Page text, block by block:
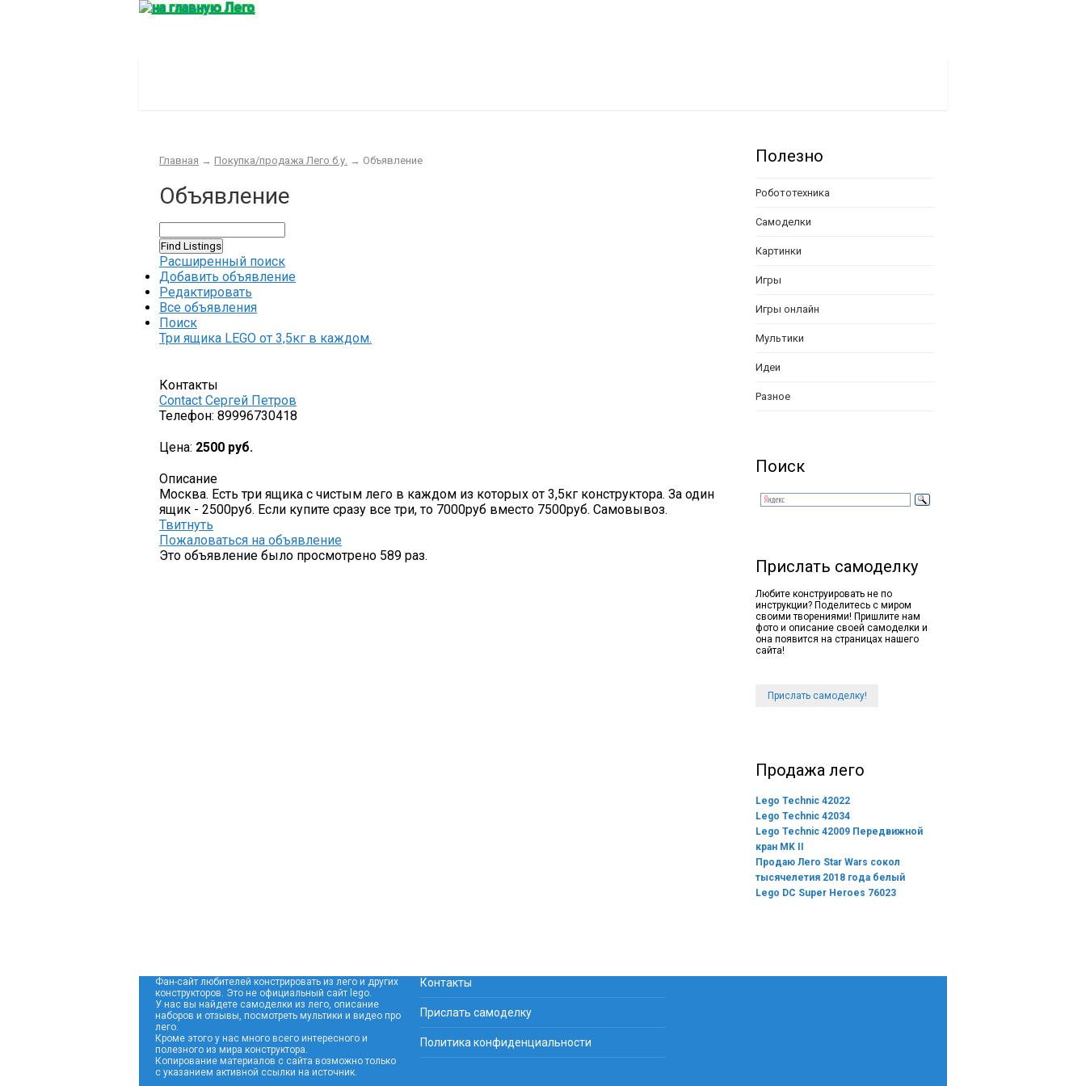
Главная → Покупка/продажа Лего б.у. → Объявление
Объявление
Расширенный поиск
Добавить объявление
Редактировать
Все объявления
Поиск
Три ящика LEGO от 3,5кг в каждом.
Контакты
Contact Сергей Петров
Телефон: 89996730418
Цена: 2500 руб.
Описание
Москва. Есть три ящика с чистым лего в каждом из которых от 3,5кг конструктора. За один
ящик - 2500руб. Если купите сразу все три, то 7000руб вместо 7500руб. Самовывоз.
Твитнуть
Пожаловаться на объявление
Это объявление было просмотрено 589 раз.
Полезно
Робототехника
Самоделки
Картинки
Игры
Игры онлайн
Мультики
Идеи
Разное
Поиск
Прислать самоделку
Любите конструировать не по
инструкции? Поделитесь с миром
своими творениями! Пришлите нам
фото и описание своей самоделки и
она появится на страницах нашего
сайта!
Прислать самоделку!
Продажа лего
Lego Technic 42022
Lego Technic 42034
Lego Technic 42009 Передвижной
кран MK II
Продаю Лего Star Wars сокол
тысячелетия 2018 года белый
Lego DC Super Heroes 76023
Фан-сайт любителей констрировать из лего и других
конструкторов. Это не официальный сайт lego.
У нас вы найдете самоделки из лего, описание
наборов и отзывы, посмотреть мультики и видео про
лего.
Кроме этого у нас много всего интересного и
полезного из мира конструктора.
Копирование материалов с сайта возможно только
с указанием активной ссылки на источник.
Контакты
Прислать самоделку
Политика конфиденциальности